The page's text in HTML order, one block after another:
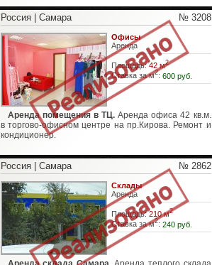
Россия | Самара № 3208
Офисы
Аренда
Площадь:42 м2
Ставка за м2: 600 руб.
Аренда помещения в ТЦ.Аренда офиса 42 кв.м.
в торгово-офисном центре на пр.Кирова. Ремонт и
кондиционер.
Россия | Самара № 2862
Склады
Аренда
Площадь:210 м2
Ставка за м2: 240 руб.